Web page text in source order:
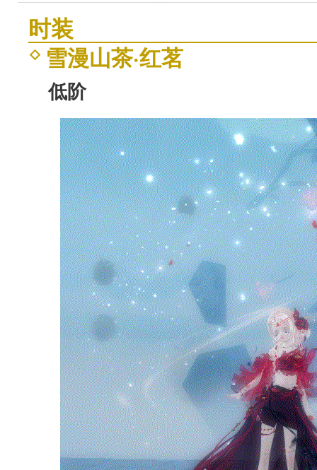
时装
雪漫山茶·红茗
低阶